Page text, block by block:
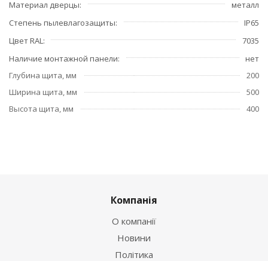
Материал дверцы
металл
Степень пылевлагозащиты
IP65
Цвет RAL
7035
Наличие монтажной панели
нет
Глубина щита, мм
200
Ширина щита, мм
500
Высота щита, мм
400
Компанія
О компанії
Новини
Політика